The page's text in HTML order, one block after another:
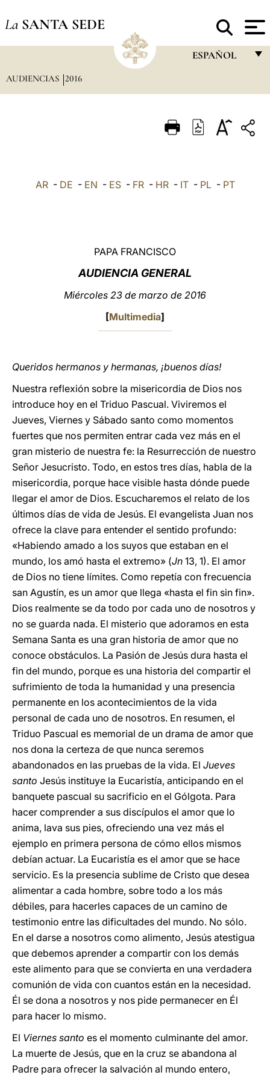
La SANTA SEDE
ESPAÑOL
ITALIANO
LATINE
AUDIENCIAS 2016
AR- DE - EN - ES- FR- HR- IT- PL- PT
PAPA FRANCISCO
AUDIENCIA GENERAL
Miércoles 23 de marzo de 2016
[Multimedia]
Queridos hermanos y hermanas, ¡buenos días!
Nuestra reflexión sobre la misericordia de Dios nos
introduce hoy en el Triduo Pascual. Viviremos el
Jueves, Viernes y Sábado santo como momentos
fuertes que nos permiten entrar cada vez más en el
gran misterio de nuestra fe: la Resurrección de nuestro
Señor Jesucristo. Todo, en estos tres días, habla de la
misericordia, porque hace visible hasta dónde puede
llegar el amor de Dios. Escucharemos el relato de los
últimos días de vida de Jesús. El evangelista Juan nos
ofrece la clave para entender el sentido profundo:
«Habiendo amado a los suyos que estaban en el
mundo, los amó hasta el extremo» (Jn 13, 1). El amor
de Dios no tiene límites. Como repetía con frecuencia
san Agustín, es un amor que llega «hasta el fin sin fin».
Dios realmente se da todo por cada uno de nosotros y
no se guarda nada. El misterio que adoramos en esta
Semana Santa es una gran historia de amor que no
conoce obstáculos. La Pasión de Jesús dura hasta el
fin del mundo, porque es una historia del compartir el
sufrimiento de toda la humanidad y una presencia
permanente en los acontecimientos de la vida
personal de cada uno de nosotros. En resumen, el
Triduo Pascual es memorial de un drama de amor que
nos dona la certeza de que nunca seremos
abandonados en las pruebas de la vida. El Jueves
santo Jesús instituye la Eucaristía, anticipando en el
banquete pascual su sacrificio en el Gólgota. Para
hacer comprender a sus discípulos el amor que lo
anima, lava sus pies, ofreciendo una vez más el
ejemplo en primera persona de cómo ellos mismos
debían actuar. La Eucaristía es el amor que se hace
servicio. Es la presencia sublime de Cristo que desea
alimentar a cada hombre, sobre todo a los más
débiles, para hacerles capaces de un camino de
testimonio entre las dificultades del mundo. No sólo.
En el darse a nosotros como alimento, Jesús atestigua
que debemos aprender a compartir con los demás
este alimento para que se convierta en una verdadera
comunión de vida con cuantos están en la necesidad.
Él se dona a nosotros y nos pide permanecer en Él
para hacer lo mismo.
El Viernes santo es el momento culminante del amor.
La muerte de Jesús, que en la cruz se abandona al
Padre para ofrecer la salvación al mundo entero,